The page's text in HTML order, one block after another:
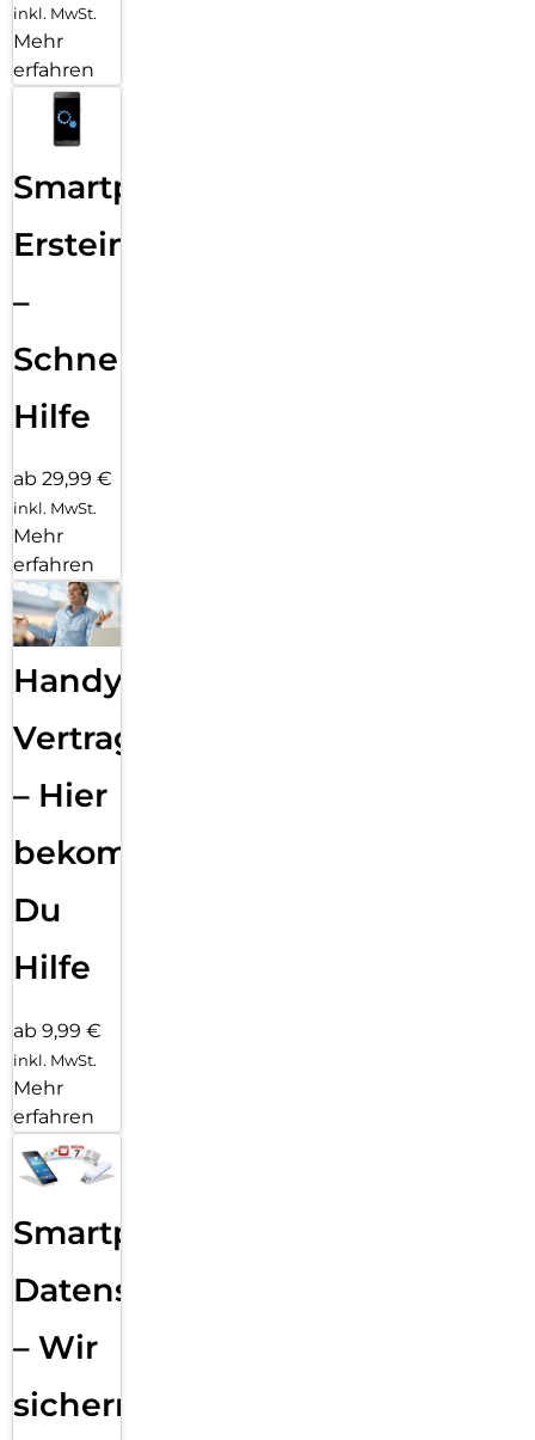
inkl. MwSt.
Mehr
erfahren
Smartphone
Ersteinrichtung
–
Schnelle
Hilfe
ab 29,99 €
inkl. MwSt.
Mehr
erfahren
Handy
Vertragsabwicklung
– Hier
bekommst
Du
Hilfe
ab 9,99 €
inkl. MwSt.
Mehr
erfahren
Smartphone
Datensicherung
– Wir
sichern